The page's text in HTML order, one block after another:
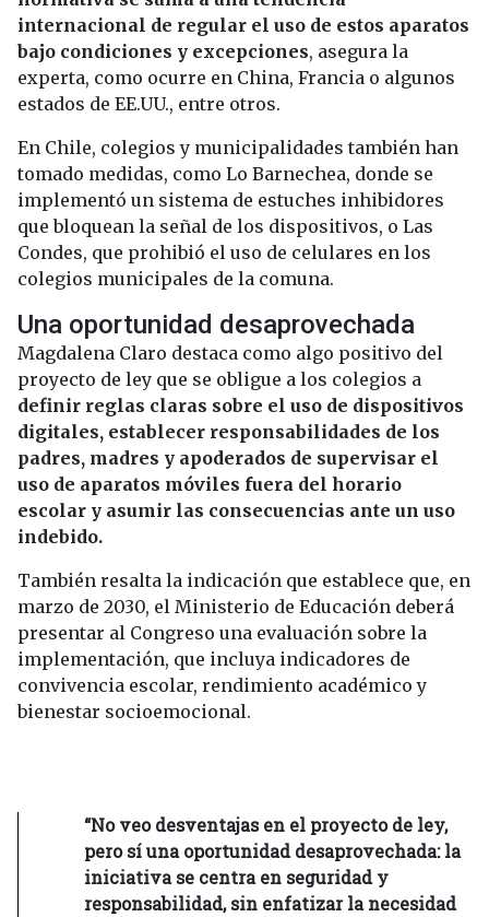
internacional de regular el uso de estos aparatos
bajo condiciones y excepciones, asegura la
experta, como ocurre en China, Francia o algunos
estados de EE.UU., entre otros.
En Chile, colegios y municipalidades también han
tomado medidas, como Lo Barnechea, donde se
implementó un sistema de estuches inhibidores
que bloquean la señal de los dispositivos, o Las
Condes, que prohibió el uso de celulares en los
colegios municipales de la comuna.
Una oportunidad desaprovechada
Magdalena Claro destaca como algo positivo del
proyecto de ley que se obligue a los colegios a
definir reglas claras sobre el uso de dispositivos
digitales, establecer responsabilidades de los
padres, madres y apoderados de supervisar el
uso de aparatos móviles fuera del horario
escolar y asumir las consecuencias ante un uso
indebido.
También resalta la indicación que establece que, en
marzo de 2030, el Ministerio de Educación deberá
presentar al Congreso una evaluación sobre la
implementación, que incluya indicadores de
convivencia escolar, rendimiento académico y
bienestar socioemocional.
“No veo desventajas en el proyecto de ley,
pero sí una oportunidad desaprovechada: la
iniciativa se centra en seguridad y
responsabilidad, sin enfatizar la necesidad